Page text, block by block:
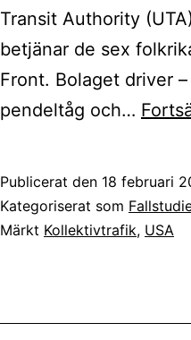
Transit Authority
betjänar de sex
Front. Bolaget driver
pendeltåg och…
Publicerat den 18 februari
Kategoriserat som
Märkt Kollektivtrafik, USA